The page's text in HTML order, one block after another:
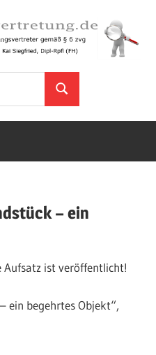
Suchen
– ein
ist veröffentlicht!
ein begehrtes Objekt“,